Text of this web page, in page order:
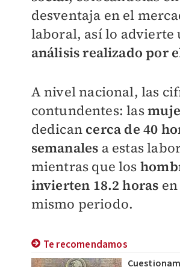
desventaja en el
laboral, así lo advierte
análisis realizado por
A nivel nacional, las
contundentes: las
dedican cerca de 40
semanales a estas
mientras que los
invierten 18.2 horas
mismo periodo.
Te recomendamos